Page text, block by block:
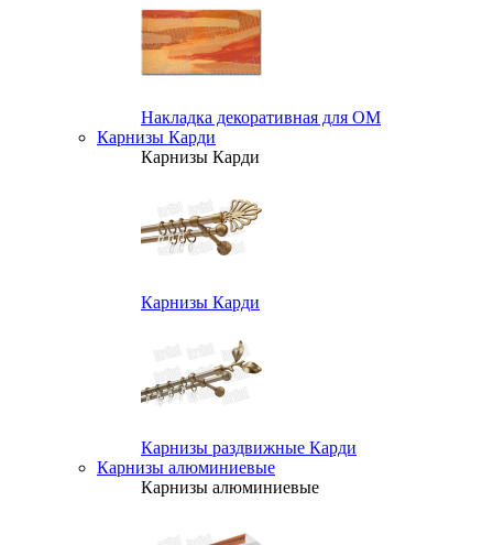
Накладка декоративная для ОМ
Карнизы Карди
Карнизы Карди
Карнизы Карди
Карнизы раздвижные Карди
Карнизы алюминиевые
Карнизы алюминиевые